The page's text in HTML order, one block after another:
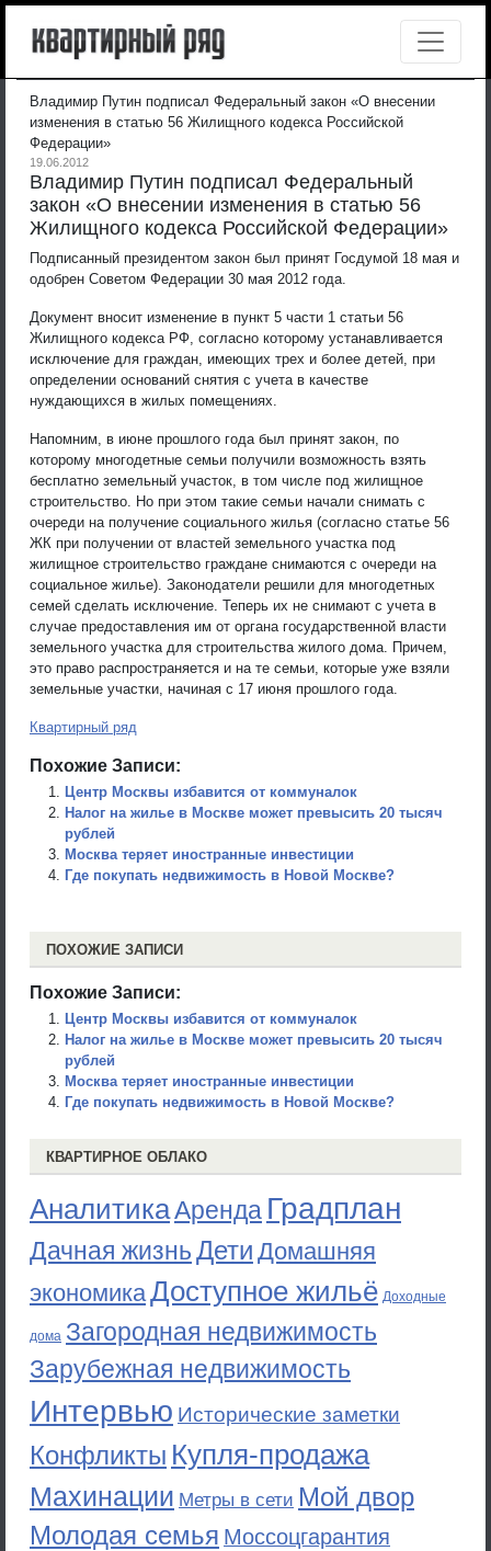
Владимир Путин подписал Федеральный закон «О внесении
изменения в статью 56 Жилищного кодекса Российской
Федерации»
19.06.2012
Владимир Путин подписал Федеральный
закон «О внесении изменения в статью 56
Жилищного кодекса Российской Федерации»
Подписанный президентом закон был принят Госдумой 18 мая и
одобрен Советом Федерации 30 мая 2012 года.
Документ вносит изменение в пункт 5 части 1 статьи 56
Жилищного кодекса РФ, согласно которому устанавливается
исключение для граждан, имеющих трех и более детей, при
определении оснований снятия с учета в качестве
нуждающихся в жилых помещениях.
Напомним, в июне прошлого года был принят закон, по
которому многодетные семьи получили возможность взять
бесплатно земельный участок, в том числе под жилищное
строительство. Но при этом такие семьи начали снимать с
очереди на получение социального жилья (согласно статье 56
ЖК при получении от властей земельного участка под
жилищное строительство граждане снимаются с очереди на
социальное жилье). Законодатели решили для многодетных
семей сделать исключение. Теперь их не снимают с учета в
случае предоставления им от органа государственной власти
земельного участка для строительства жилого дома. Причем,
это право распространяется и на те семьи, которые уже взяли
земельные участки, начиная с 17 июня прошлого года.
Квартирный ряд
Похожие Записи:
Центр Москвы избавится от коммуналок
Налог на жилье в Москве может превысить 20 тысяч
рублей
Москва теряет иностранные инвестиции
Где покупать недвижимость в Новой Москве?
ПОХОЖИЕ ЗАПИСИ
Похожие Записи:
Центр Москвы избавится от коммуналок
Налог на жилье в Москве может превысить 20 тысяч
рублей
Москва теряет иностранные инвестиции
Где покупать недвижимость в Новой Москве?
КВАРТИРНОЕ ОБЛАКО
АналитикаАренда Градплан
Дачная жизньДети Домашняя
экономикаДоступное жильё Доходные
дома Загородная недвижимость
Зарубежная недвижимость
Интервью Исторические заметки
Конфликты Купля-продажа
Махинации Метры в сети Мой двор
Молодая семья Моссоцгарантия